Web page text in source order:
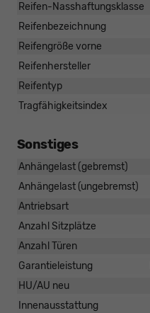
Reifen-Nasshaftungsklasse
Reifenbezeichnung
Reifengröße vorne
Reifenhersteller
Reifentyp
Tragfähigkeitsindex
Sonstiges
Anhängelast (gebremst)
Anhängelast (ungebremst)
Antriebsart
Anzahl Sitzplätze
Anzahl Türen
Garantieleistung
HU/AU neu
Innenausstattung